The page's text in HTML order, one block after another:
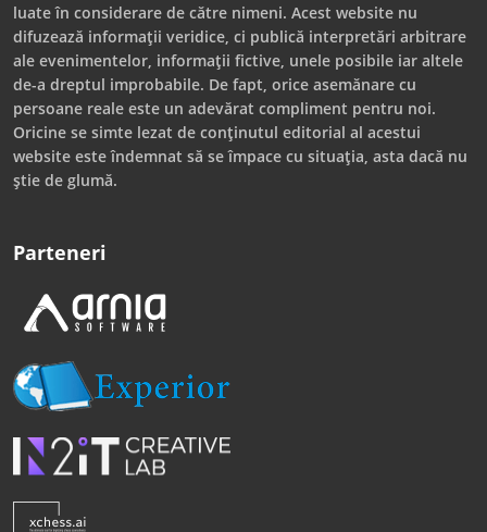
luate în considerare de către nimeni. Acest website nu
difuzează informații veridice, ci publică interpretări arbitrare
ale evenimentelor, informații fictive, unele posibile iar altele
de-a dreptul improbabile. De fapt, orice asemănare cu
persoane reale este un adevărat compliment pentru noi.
Oricine se simte lezat de conținutul editorial al acestui
website este îndemnat să se împace cu situația, asta dacă nu
știe de glumă.
Parteneri